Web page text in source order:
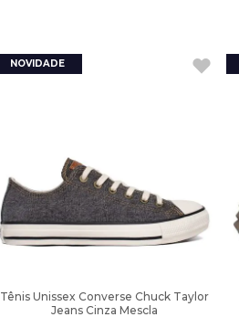
Tênis Unissex Converse Chuck Taylor
Jeans Cinza Mescla